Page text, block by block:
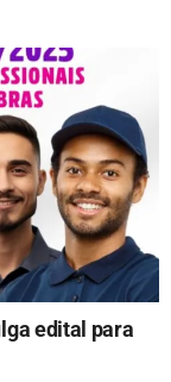
edital para